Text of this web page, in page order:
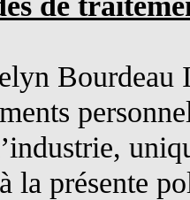
Bourdeau
la présente